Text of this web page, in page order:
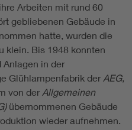
Arbeiten mit rund 60
gebliebenen Gebäude in
hatte, wurden die
klein. Bis 1948 konnten
Anlagen in der
Glühlampenfabrik der AEG,
von der Allgemeinen
übernommenen Gebäude
wieder aufnehmen.